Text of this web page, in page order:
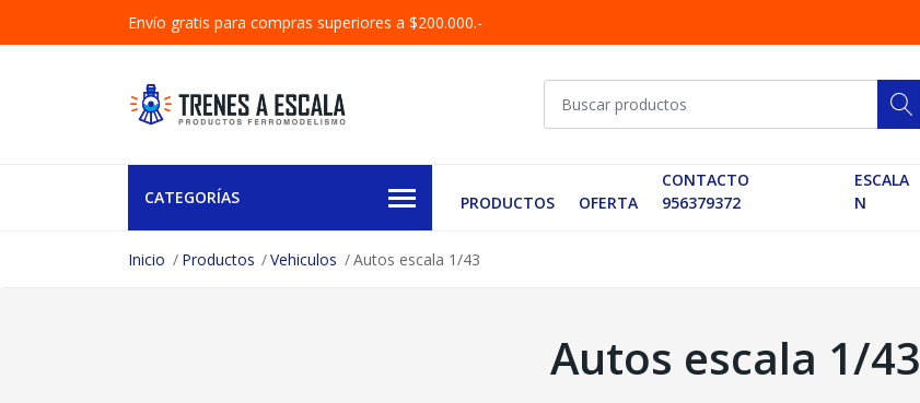
Envío gratis para compras superiores a $200.000.-
CATEGORÍAS PRODUCTOS OFERTA
CONTACTO
956379372
ESCALA
N
Inicio Productos Vehiculos Autos escala 1/43
Autos escala 1/43